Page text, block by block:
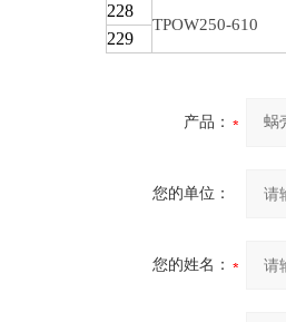
228
TPOW250-610
229
产品：
您的单位：
您的姓名：